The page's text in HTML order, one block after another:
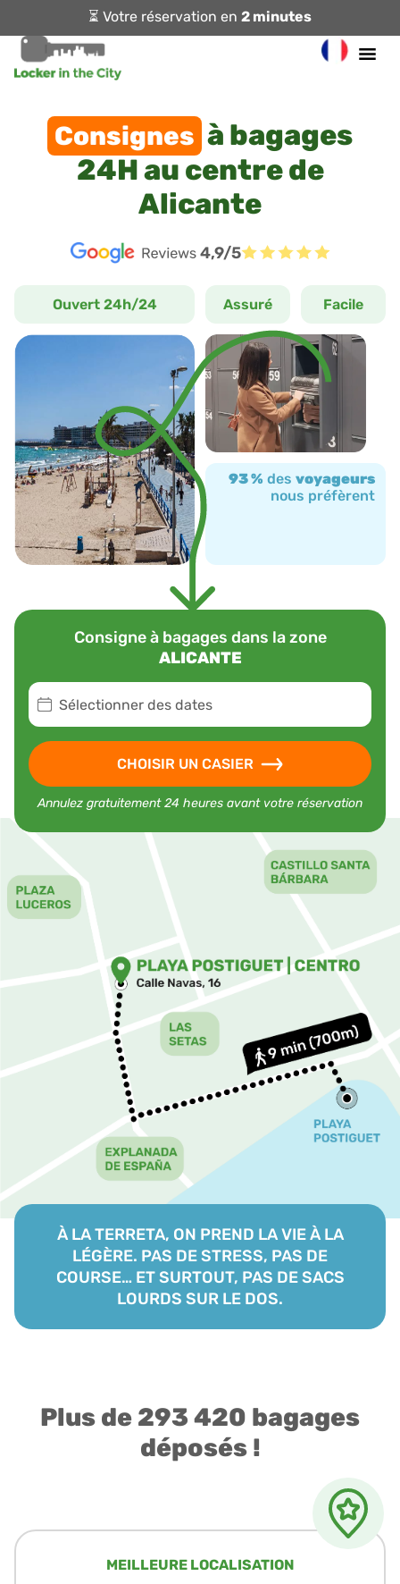
⏳ Votre réservation en 2 minutes
Consignes à bagages
24H au centre de
Alicante
4,9/5
93 % des voyageurs
nous préfèrent
Assuré Facile
Ouvert 24h/24
Consigne à bagages dans la zone
ALICANTE
Sélectionner des dates
CHOISIR UN CASIER
Annulez gratuitement 24 heures avant votre réservation
À LA TERRETA, ON PREND LA VIE À LA
LÉGÈRE. PAS DE STRESS, PAS DE
COURSE… ET SURTOUT, PAS DE SACS
LOURDS SUR LE DOS.
Plus de 293 420 bagages
déposés !
MEILLEURE LOCALISATION